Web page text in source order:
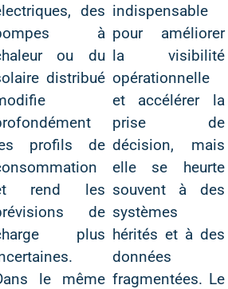
des
à
ou du
distribué
profils de
rend les
de
plus
le même
indispensable
pour améliorer
la visibilité
opérationnelle
et accélérer la
prise de
décision, mais
elle se heurte
souvent à des
systèmes
hérités et à des
données
fragmentées. Le